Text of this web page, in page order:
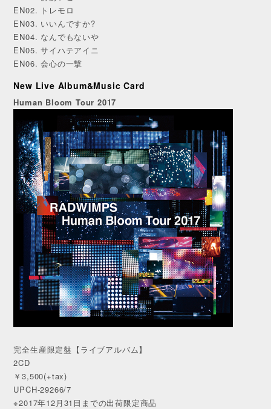
EN02. トレモロ
EN03. いいんですか?
EN04. なんでもないや
EN05. サイハテアイニ
EN06. 会心の一撃
New Live Album&Music Card
Human Bloom Tour 2017
完全生産限定盤【ライブアルバム】
2CD
￥3,500(+tax)
UPCH-29266/7
※2017年12月31日までの出荷限定商品